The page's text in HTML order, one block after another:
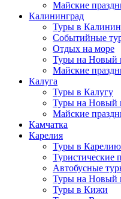
Майские
Калининград
Туры в
Событийные
Отдых на море
Туры на Новый
Майские
Калуга
Туры в Калугу
Туры на Новый
Майские
Камчатка
Карелия
Туры в Карелию
Туристические
Автобусные
Туры на Новый
Туры в Кижи